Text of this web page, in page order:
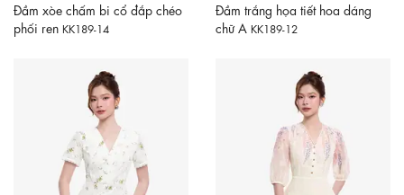
Đầm xòe chấm bi cổ đắp chéo
phối ren KK189-14
Đầm trắng họa tiết hoa dáng
chữ A KK189-12